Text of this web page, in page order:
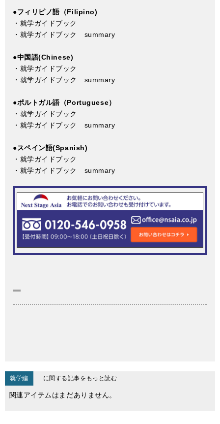
●フィリピノ語（Filipino)
・ 就学ガイドブック
・ 就学ガイドブック summary
●中国語(Chinese)
・ 就学ガイドブック
・ 就学ガイドブック summary
●ポルトガル語（Portuguese）
・ 就学ガイドブック
・ 就学ガイドブック summary
●スペイン語(Spanish)
・ 就学ガイドブック
・ 就学ガイドブック summary
就学編 に関する記事をもっと読む
関連アイテムはまだありません。